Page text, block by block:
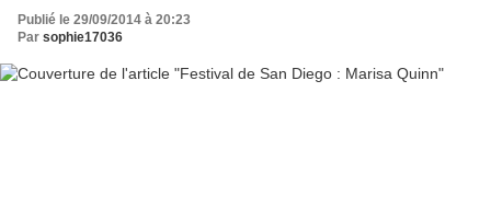
Publié le 29/09/2014 à 20:23
Par sophie17036